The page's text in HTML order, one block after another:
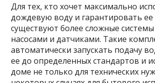
Для тех, кто хочет максимально
дождевую воду и гарантировать ее
существуют более сложные
насосами и датчиками. Такие
автоматически запускать подачу
ее до определенных стандартов и
доме не только для технических